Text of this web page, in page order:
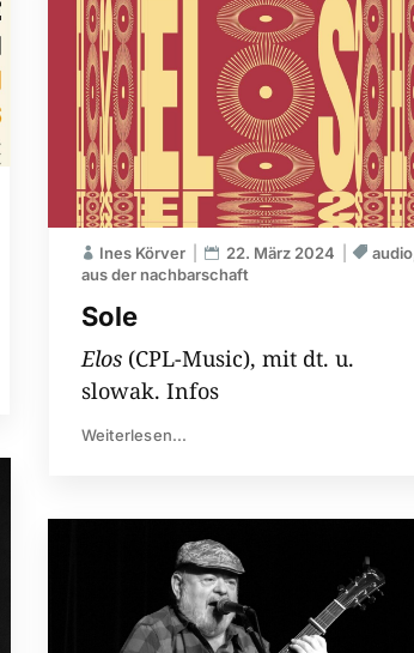
Sole
Ines Körver 22. März 2024
audio
aus der nachbarschaft
Elos(CPL-Music), mit dt. u.
slowak. Infos
Weiterlesen...